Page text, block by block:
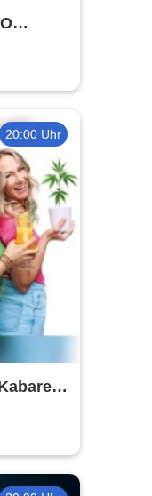
20:00 Uhr